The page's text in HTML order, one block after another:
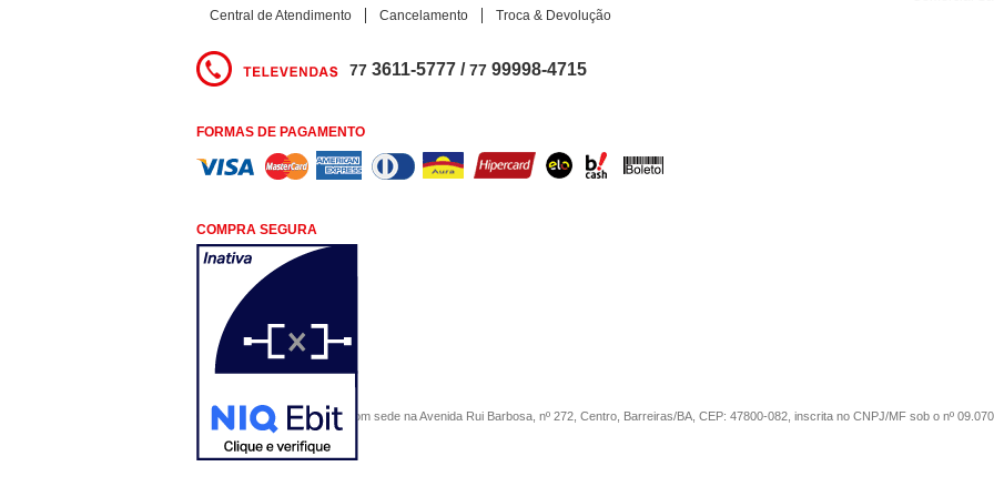
Central de Atendimento Cancelamento Troca & Devolução
77 3611-5777 /77 99998-4715
FORMAS DE PAGAMENTO
COMPRA SEGURA
COMERCIAL SÃO PAULO, com sede na Avenida Rui Barbosa, nº 272, Centro, Barreiras/BA, CEP: 47800-082, inscrita no CNPJ/MF sob o nº